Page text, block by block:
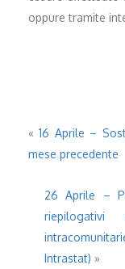
oppure tramite
«16 Aprile –
mese precedente
26 Aprile –
Intrastat) »